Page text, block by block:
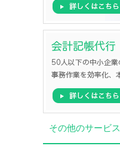
その他のサービス